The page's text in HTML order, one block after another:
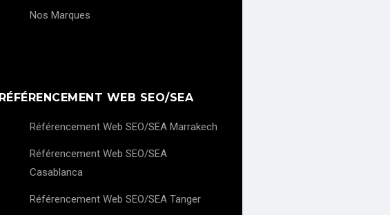
Nos Marques
RÉFÉRENCEMENT WEB SEO/SEA
Référencement Web SEO/SEA Marrakech
Référencement Web SEO/SEA
Casablanca
Référencement Web SEO/SEA Tanger